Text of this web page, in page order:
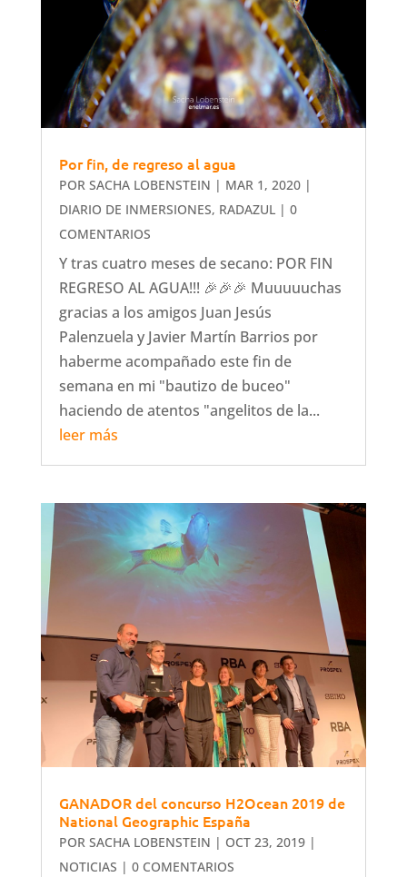
Por fin, de regreso al agua
POR SACHA LOBENSTEIN | MAR 1, 2020|
DIARIO DE INMERSIONES, RADAZUL| 0
COMENTARIOS
Y tras cuatro meses de secano: POR FIN
REGRESO AL AGUA!!! 🎉🎉🎉 Muuuuuchas
gracias a los amigos Juan Jesús
Palenzuela y Javier Martín Barrios por
haberme acompañado este fin de
semana en mi "bautizo de buceo"
haciendo de atentos "angelitos de la...
leer más
GANADOR del concurso H2Ocean 2019 de
National Geographic España
POR SACHA LOBENSTEIN | OCT 23, 2019|
NOTICIAS | 0 COMENTARIOS